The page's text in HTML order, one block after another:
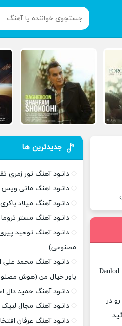
Danlod
در
جدیدترین ها
دانلود آهنگ تور زمری
دانلود آهنگ مانی
دانلود آهنگ میلاد
دانلود آهنگ مستر تروما
دانلود آهنگ توحید
مصنوعی)
دانلود آهنگ محمد علی
باور خیال من (هوش
دانلود آهنگ حمید دال
دانلود آهنگ مجال لبیک
دانلود آهنگ عرفان